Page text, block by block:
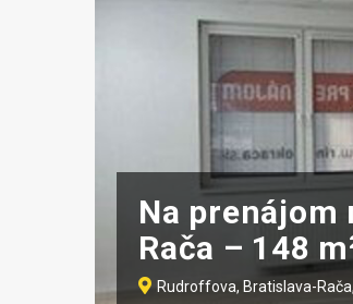
Na
Rača – 148
Rudroffova, Bratislava-